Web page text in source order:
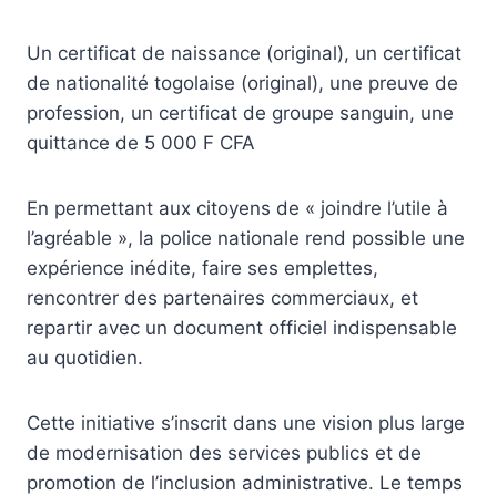
Un certificat de naissance (original), un certificat
de nationalité togolaise (original), une preuve de
profession, un certificat de groupe sanguin, une
quittance de 5 000 F CFA
En permettant aux citoyens de « joindre l’utile à
l’agréable », la police nationale rend possible une
expérience inédite, faire ses emplettes,
rencontrer des partenaires commerciaux, et
repartir avec un document officiel indispensable
au quotidien.
Cette initiative s’inscrit dans une vision plus large
de modernisation des services publics et de
promotion de l’inclusion administrative. Le temps